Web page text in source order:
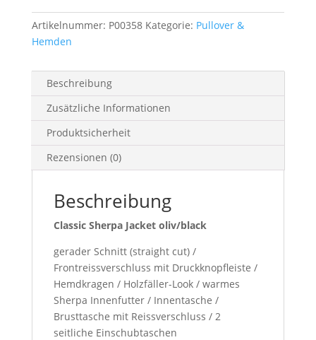
Artikelnummer: P00358 Kategorie: Pullover &
Hemden
Beschreibung
Zusätzliche Informationen
Produktsicherheit
Rezensionen (0)
Beschreibung
Classic Sherpa Jacket oliv/black
gerader Schnitt (straight cut) /
Frontreissverschluss mit Druckknopfleiste /
Hemdkragen / Holzfäller-Look / warmes
Sherpa Innenfutter / Innentasche /
Brusttasche mit Reissverschluss / 2
seitliche Einschubtaschen